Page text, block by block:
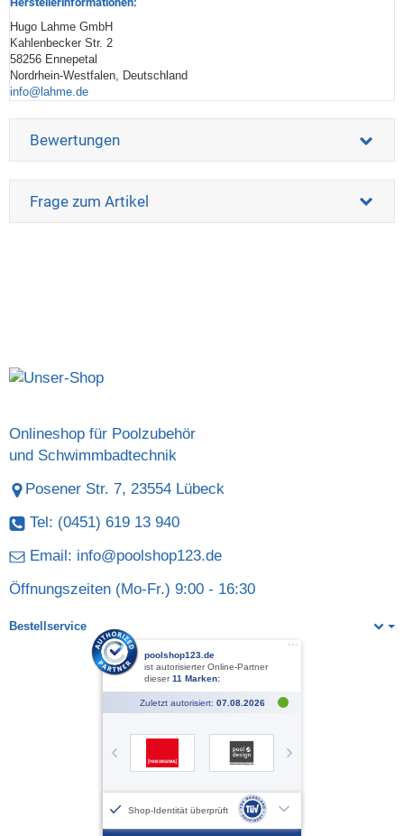
Hugo Lahme GmbH
Kahlenbecker Str. 2
58256 Ennepetal
Nordrhein-Westfalen, Deutschland
info@lahme.de
Bewertungen
Frage zum Artikel
Onlineshop für Poolzubehör
und Schwimmbadtechnik
Posener Str. 7, 23554 Lübeck
Tel: (0451) 619 13 940
Email: info@poolshop123.de
Öffnungszeiten (Mo-Fr.) 9:00 - 16:30
Bestellservice